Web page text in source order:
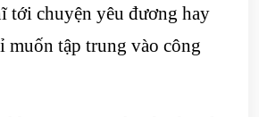
tới chuyện yêu đương hay
muốn tập trung vào công